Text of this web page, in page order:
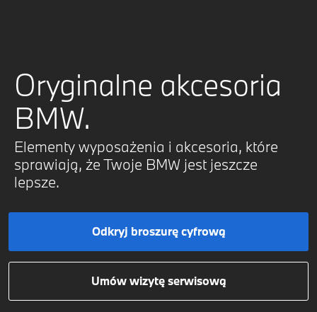
Oryginalne akcesoria
BMW.
Elementy wyposażenia i akcesoria, które
sprawiają, że Twoje BMW jest jeszcze
lepsze.
Odkryj broszurę cyfrową
Umów wizytę serwisową